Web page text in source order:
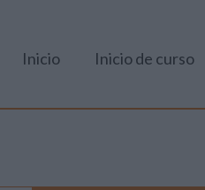
Inicio Inicio de curso